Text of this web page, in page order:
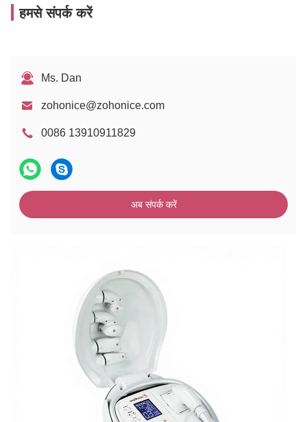
हमसे संपर्क करें
Ms. Dan
zohonice@zohonice.com
0086 13910911829
अब संपर्क करें